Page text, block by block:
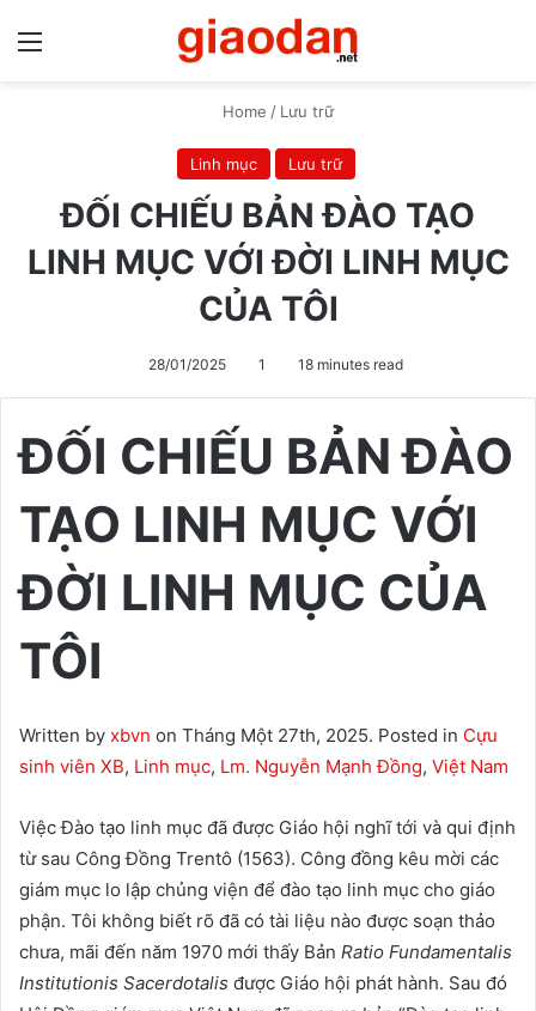
Home / Lưu trữ
Linh mục Lưu trữ
ĐỐI CHIẾU BẢN ĐÀO TẠO
LINH MỤC VỚI ĐỜI LINH MỤC
CỦA TÔI
28/01/2025 1 18 minutes read
ĐỐI CHIẾU BẢN ĐÀO
TẠO LINH MỤC VỚI
ĐỜI LINH MỤC CỦA
TÔI
Written by xbvn on Tháng Một 27th, 2025. Posted in Cựu
sinh viên XB, Linh mục, Lm. Nguyễn Mạnh Đồng, Việt Nam
Việc Đào tạo linh mục đã được Giáo hội nghĩ tới và qui định
từ sau Công Đồng Trentô (1563). Công đồng kêu mời các
giám mục lo lập chủng viện để đào tạo linh mục cho giáo
phận. Tôi không biết rõ đã có tài liệu nào được soạn thảo
chưa, mãi đến năm 1970 mới thấy Bản Ratio Fundamentalis
Institutionis Sacerdotalis được Giáo hội phát hành. Sau đó